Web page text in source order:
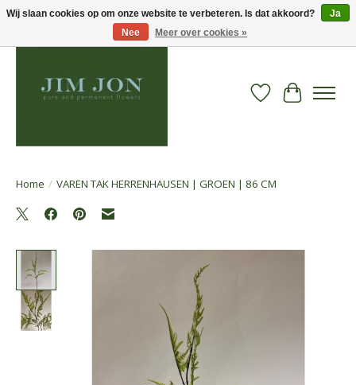
Verlanglijst
Home / VAREN TAK HERRENHAUSEN | GROEN | 86 CM
Wij slaan cookies op om onze website te verbeteren. Is dat akkoord?
Ja
Nee
Meer over cookies »